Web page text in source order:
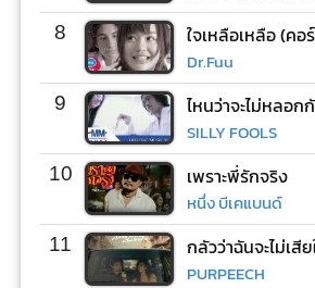
8 ใจเหลือเหลือ (คอ
Dr.Fuu
9
SILLY FOOLS
10 เพราะพี่รักจริง
หนึ่ง บีเคแบนด์
11 กลัวว่าฉันจะไม่เสี
PURPEECH